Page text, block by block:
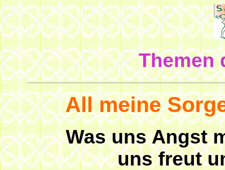
Themen
All meine
Was uns Angst
uns freut